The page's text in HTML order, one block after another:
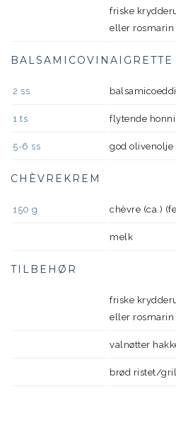
friske
eller rosmarin
BALSAMICOVINAIGRETTE
2 ss
1 ts flytende
5-6 ss god olivenolje
CHÈVREKREM
150 g chèvre (ca.)
melk
TILBEHØR
friske
eller rosmarin
valnøtter
brød ristet/